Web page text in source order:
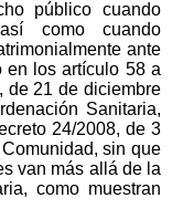
público cuando
como cuando
ante
en los artículo 58 a
de 21 de diciembre
Sanitaria,
24/2008, de 3
sin que
van más allá de la
como muestran